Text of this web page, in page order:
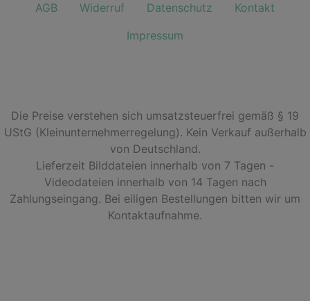
AGB Widerruf Datenschutz
Kontakt
Impressum
Die Preise verstehen sich umsatzsteuerfrei gemäß § 19
UStG (Kleinunternehmerregelung). Kein Verkauf außerhalb
von Deutschland.
Lieferzeit Bilddateien innerhalb von 7 Tagen -
Videodateien innerhalb von 14 Tagen nach
Zahlungseingang. Bei eiligen Bestellungen bitten wir um
Kontaktaufnahme.